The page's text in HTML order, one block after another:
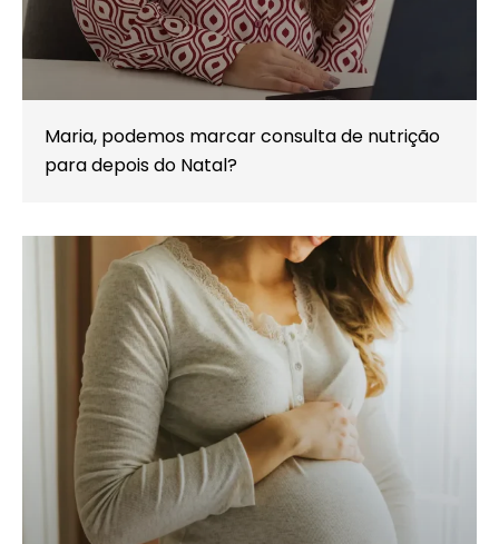
Maria, podemos marcar consulta de nutrição
para depois do Natal?